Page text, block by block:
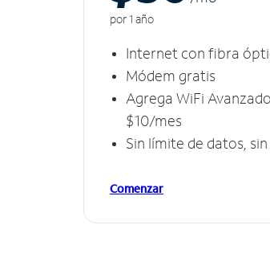
por 1 año
Internet con fibra
Módem gratis
Agrega WiFi
$10/mes
Sin límite de datos,
Comenzar